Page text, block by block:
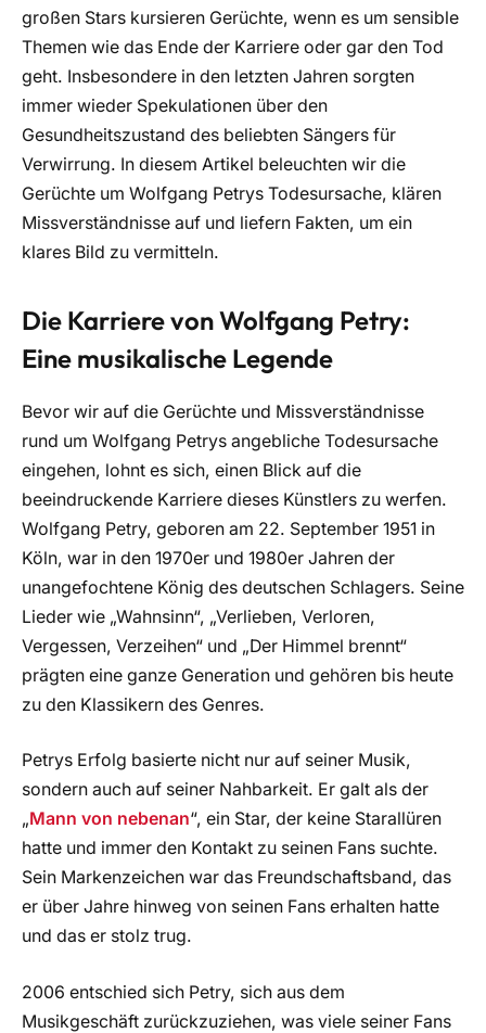
großen Stars kursieren Gerüchte, wenn es um sensible
Themen wie das Ende der Karriere oder gar den Tod
geht. Insbesondere in den letzten Jahren sorgten
immer wieder Spekulationen über den
Gesundheitszustand des beliebten Sängers für
Verwirrung. In diesem Artikel beleuchten wir die
Gerüchte um Wolfgang Petrys Todesursache, klären
Missverständnisse auf und liefern Fakten, um ein
klares Bild zu vermitteln.
Die Karriere von Wolfgang Petry:
Eine musikalische Legende
Bevor wir auf die Gerüchte und Missverständnisse
rund um Wolfgang Petrys angebliche Todesursache
eingehen, lohnt es sich, einen Blick auf die
beeindruckende Karriere dieses Künstlers zu werfen.
Wolfgang Petry, geboren am 22. September 1951 in
Köln, war in den 1970er und 1980er Jahren der
unangefochtene König des deutschen Schlagers. Seine
Lieder wie „Wahnsinn“, „Verlieben, Verloren,
Vergessen, Verzeihen“ und „Der Himmel brennt“
prägten eine ganze Generation und gehören bis heute
zu den Klassikern des Genres.
Petrys Erfolg basierte nicht nur auf seiner Musik,
sondern auch auf seiner Nahbarkeit. Er galt als der
„Mann von nebenan“, ein Star, der keine Starallüren
hatte und immer den Kontakt zu seinen Fans suchte.
Sein Markenzeichen war das Freundschaftsband, das
er über Jahre hinweg von seinen Fans erhalten hatte
und das er stolz trug.
2006 entschied sich Petry, sich aus dem
Musikgeschäft zurückzuziehen, was viele seiner Fans